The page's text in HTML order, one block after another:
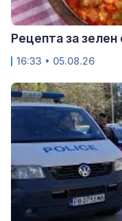
Рецепта за
16:33 • 05.08.26